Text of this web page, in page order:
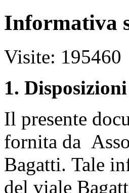
Informativa
Visite: 195460
1.
Il presente
fornita da
Bagatti. Tale
del viale